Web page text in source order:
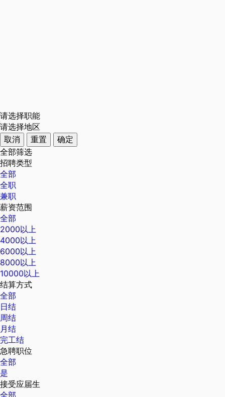
请选择职能
请选择地区
取消
重置
确定
全部筛选
招聘类型
全部
全职
兼职
薪资范围
全部
2000以上
4000以上
6000以上
8000以上
10000以上
结算方式
全部
日结
周结
月结
完工结
急聘职位
全部
是
接受应届生